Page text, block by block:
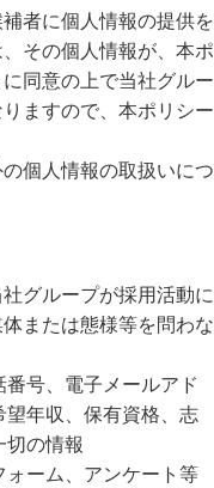
者に個人情報の提供を
その個人情報が、本ポ
同意の上で当社グルー
ますので、本ポリシー
個人情報の取扱いにつ
グループが採用活動に
または態様等を問わな
号、電子メールアド
望年収、保有資格、志
切の情報
ォーム、アンケート等